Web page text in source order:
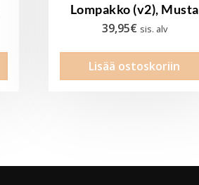
Lompakko (v2), Musta
39,95€ sis. alv
Lisää ostoskoriin